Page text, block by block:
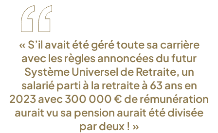
« S’il avait été géré toute sa carrière
avec les règles annoncées du futur
Système Universel de Retraite, un
salarié parti à la retraite à 63 ans en
2023 avec 300 000 € de rémunération
aurait vu sa pension aurait été divisée
par deux ! »